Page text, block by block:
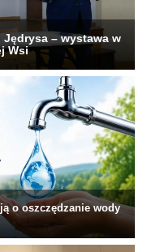
Jędrysa – wystawa w
Wsi
o oszczędzanie wody